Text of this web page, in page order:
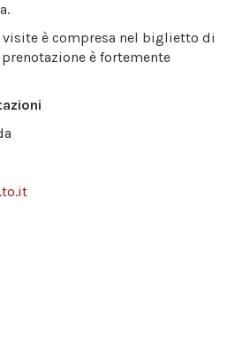
visite è compresa nel biglietto di
è fortemente